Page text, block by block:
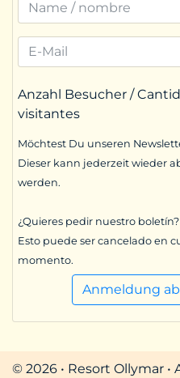
Anzahl Besucher /
visitantes
Möchtest Du unseren
Dieser kann jederzeit wieder
werden.
¿Quieres pedir nuestro boletín?
Esto puede ser cancelado en
momento.
Anmeldung
© 2026 • Resort Ollymar •